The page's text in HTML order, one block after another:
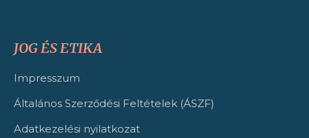
JOG ÉS ETIKA
Impresszum
Általános Szerződési Feltételek (ÁSZF)
Adatkezelési nyilatkozat